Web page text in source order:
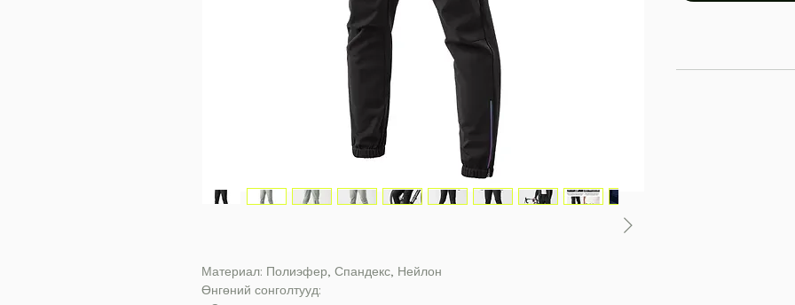
Материал: Полиэфер, Спандекс, Нейлон
Өнгөний сонголтууд: